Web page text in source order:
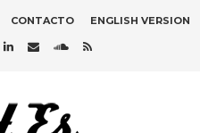
CONTACTO ENGLISH VERSION